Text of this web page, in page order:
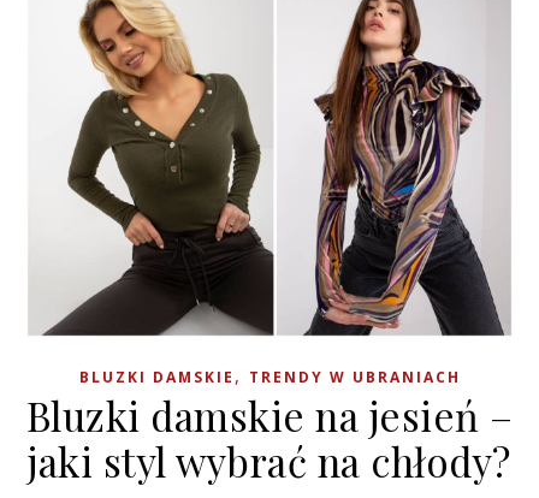
BLUZKI DAMSKIE , TRENDY W UBRANIACH
Bluzki damskie na jesień –
jaki styl wybrać na chłody?